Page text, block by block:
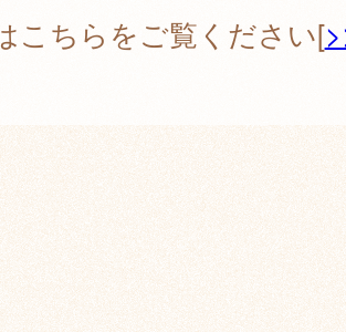
こちらをご覧ください[